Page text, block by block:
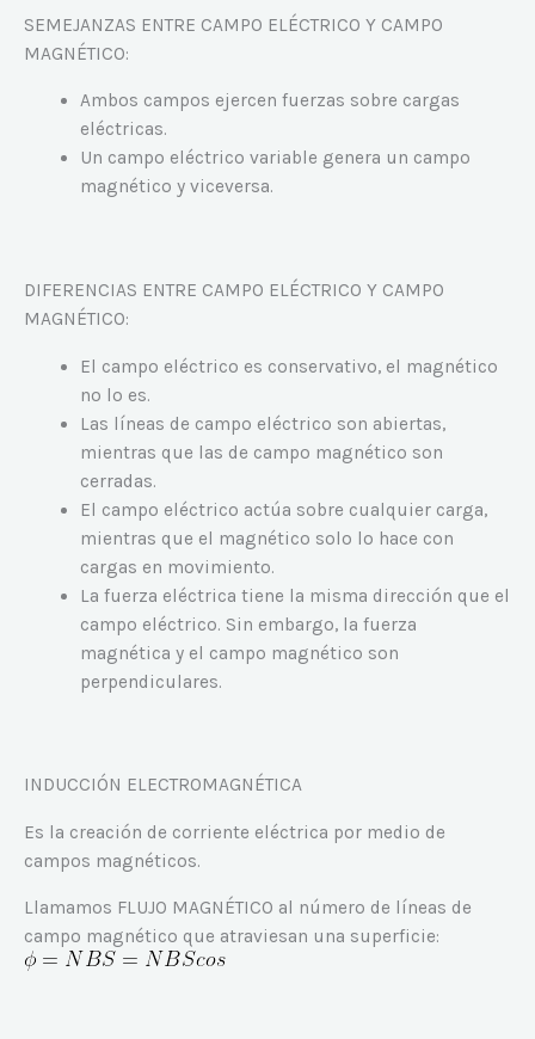
SEMEJANZAS ENTRE CAMPO ELÉCTRICO Y CAMPO
MAGNÉTICO:
Ambos campos ejercen fuerzas sobre cargas
eléctricas.
Un campo eléctrico variable genera un campo
magnético y viceversa.
DIFERENCIAS ENTRE CAMPO ELÉCTRICO Y CAMPO
MAGNÉTICO:
El campo eléctrico es conservativo, el magnético
no lo es.
Las líneas de campo eléctrico son abiertas,
mientras que las de campo magnético son
cerradas.
El campo eléctrico actúa sobre cualquier carga,
mientras que el magnético solo lo hace con
cargas en movimiento.
La fuerza eléctrica tiene la misma dirección que el
campo eléctrico. Sin embargo, la fuerza
magnética y el campo magnético son
perpendiculares.
INDUCCIÓN ELECTROMAGNÉTICA
Es la creación de corriente eléctrica por medio de
campos magnéticos.
Llamamos FLUJO MAGNÉTICO al número de líneas de
campo magnético que atraviesan una superficie: